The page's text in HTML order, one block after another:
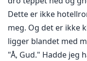
Dette er ikke
meg. Og det er ikke
ligger blandet med
"Å, Gud." Hadde jeg